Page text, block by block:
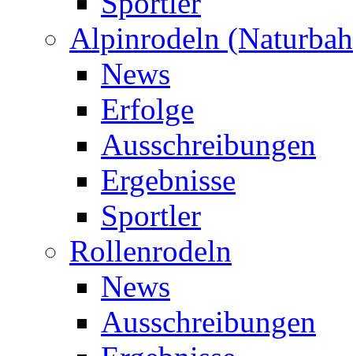
Alpinrodeln
News
Erfolge
Ausschreibungen
Ergebnisse
Sportler
Rollenrodeln
News
Ausschreibungen